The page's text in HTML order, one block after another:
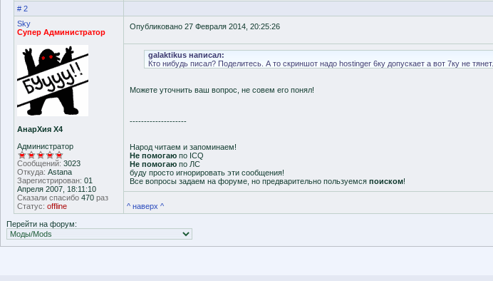
# 2
Sky
Супер Администратор
АнарХия Х4
Администратор
Сообщений: 3023
Откуда: Astana
Зарегистрирован: 01
Апреля 2007, 18:11:10
Сказали спасибо 470раз
Статус: offline
Опубликовано 27 Февраля 2014, 20:25:26
galaktikus написал:
Кто нибудь писал? Поделитесь. А то скриншот надо hostinger 6ку допускает а вот 7ку не тянет.
Можете уточнить ваш вопрос, не совем его понял!
--------------------
Народ читаем и запоминаем!
Не помогаюпо ICQ
Не помогаюпо ЛС
буду просто игнорировать эти сообщения!
Все вопросы задаем на форуме, но предварительно пользуемся поиском!
^ наверх ^
Перейти на форум: